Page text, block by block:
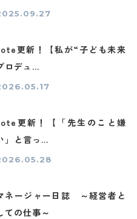
更新！【私が“子ども未来
ロデュ...
更新！【「先生のこと嫌
」と言っ...
ネージャー日誌 ～経営者と
ての仕事～